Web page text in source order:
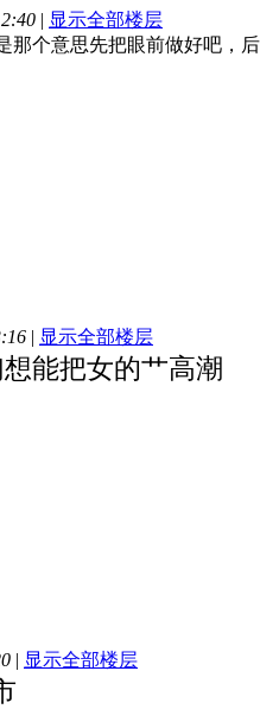
| 显示全部楼层
那个意思先把眼前做好吧，
| 显示全部楼层
能把女的艹高潮
| 显示全部楼层